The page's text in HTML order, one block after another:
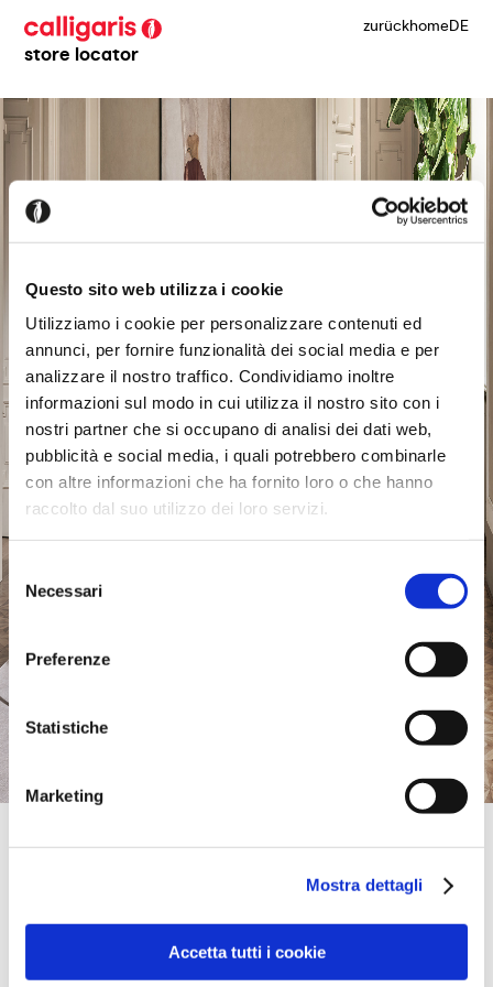
Questo sito web utilizza i cookie
Utilizziamo i cookie per personalizzare contenuti ed
annunci, per fornire funzionalità dei social media e per
analizzare il nostro traffico. Condividiamo inoltre
informazioni sul modo in cui utilizza il nostro sito con i
nostri partner che si occupano di analisi dei dati web,
pubblicità e social media, i quali potrebbero combinarle
con altre informazioni che ha fornito loro o che hanno
raccolto dal suo utilizzo dei loro servizi.
del
consenso
Necessari
Preferenze
Statistiche
Marketing
Mostra dettagli
Accetta tutti i cookie
store locator
zurückhomeDE
VIA ADAMELLO, 2/A,
+39 0382617884
info@suardi.com